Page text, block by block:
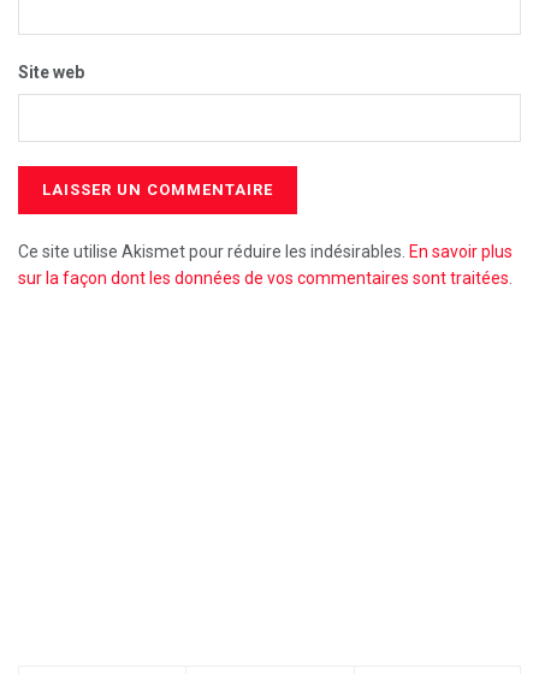
Site web
Ce site utilise Akismet pour réduire les indésirables. En savoir plus
sur la façon dont les données de vos commentaires sont traitées.